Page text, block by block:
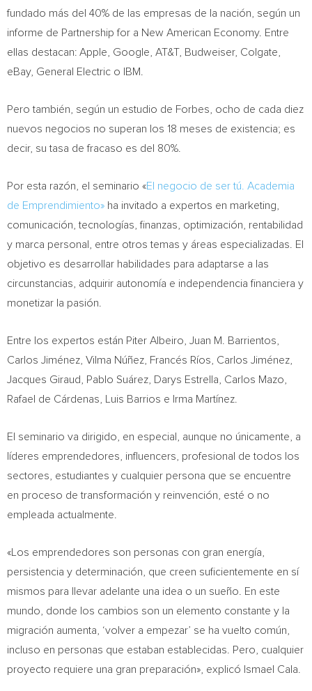
fundado más del 40% de las empresas de la nación, según un
informe de Partnership for a New American Economy. Entre
ellas destacan: Apple, Google, AT&T, Budweiser, Colgate
eBay, General Electric o IBM.
Pero también, según un estudio de Forbes, ocho de cada diez
nuevos negocios no superan los 18 meses de existencia; es
decir, su tasa de fracaso es del 80%.
Por esta razón, el seminario «El negocio de ser tú. Academia
de Emprendimiento» ha invitado a expertos en marketing,
comunicación, tecnologías, finanzas, optimización, rentabilidad
y marca personal, entre otros temas y áreas especializadas. El
objetivo es desarrollar habilidades para adaptarse a las
circunstancias, adquirir autonomía e independencia financiera y
monetizar la pasión.
Entre los expertos están Piter Albeiro Juan M. Barrientos
Carlos Jiménez, Vilma Núñez, Francés Ríos, Carlos Jiménez,
Jacques Giraud
, Pablo Suárez, Darys Estrella Carlos Mazo
Rafael de Cárdenas,
Luis Barrios e Irma Martínez.
El seminario va dirigido, en especial, aunque no únicamente, a
líderes emprendedores, influencers, profesional de todos los
sectores, estudiantes y cualquier persona que se encuentre
en proceso de transformación y reinvención, esté o no
empleada actualmente.
«Los emprendedores son personas con gran energía,
persistencia y determinación, que creen suficientemente en sí
mismos para llevar adelante una idea o un sueño. En este
mundo, donde los cambios son un elemento constante y la
migración aumenta, ‘volver a empezar’ se ha vuelto común,
incluso en personas que estaban establecidas. Pero, cualquier
proyecto requiere una gran preparación», explicó Ismael Cala